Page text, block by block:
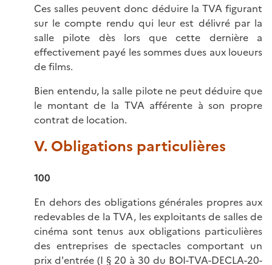
Ces salles peuvent donc déduire la TVA figurant
sur le compte rendu qui leur est délivré par la
salle pilote dès lors que cette dernière a
effectivement payé les sommes dues aux loueurs
de films.
Bien entendu, la salle pilote ne peut déduire que
le montant de la TVA afférente à son propre
contrat de location.
V. Obligations particulières
100
En dehors des obligations générales propres aux
redevables de la TVA, les exploitants de salles de
cinéma sont tenus aux obligations particulières
des entreprises de spectacles comportant un
prix d'entrée (I § 20 à 30 du BOI-TVA-DECLA-20-